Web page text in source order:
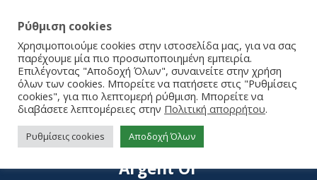
Kickers Kouic 928545-30-32 Blanc
Argent Or
Ρύθμιση cookies
Χρησιμοποιούμε cookies στην ιστοσελίδα μας, για να σας
παρέχουμε μία πιο προσωποποιημένη εμπειρία.
Επιλέγοντας "Αποδοχή Όλων", συναινείτε στην χρήση
όλων των cookies. Μπορείτε να πατήσετε στις "Ρυθμίσεις
cookies", για πιο λεπτομερή ρύθμιση. Μπορείτε να
διαβάσετε λεπτομέρειες στην Πολιτική απορρήτου.
Ρυθμίσεις cookies Αποδοχή Όλων